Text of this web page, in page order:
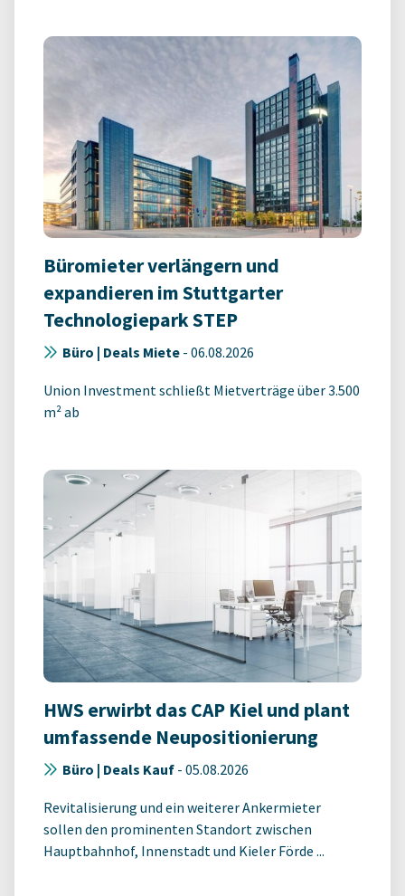
Büromieter verlängern und
expandieren im Stuttgarter
Technologiepark STEP
Büro | Deals Miete - 06.08.2026
Union Investment schließt Mietverträge über 3.500
m² ab
HWS erwirbt das CAP Kiel und plant
umfassende Neupositionierung
Büro | Deals Kauf - 05.08.2026
Revitalisierung und ein weiterer Ankermieter
sollen den prominenten Standort zwischen
Hauptbahnhof, Innenstadt und Kieler Förde ...